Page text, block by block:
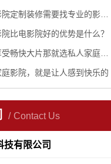
制装修需要找专业的影音公司？
比电影院好的优势是什么？
快大片那就选私人家庭影院定制？
影院，就是让人感到快乐的
Contact Us
技有限公司